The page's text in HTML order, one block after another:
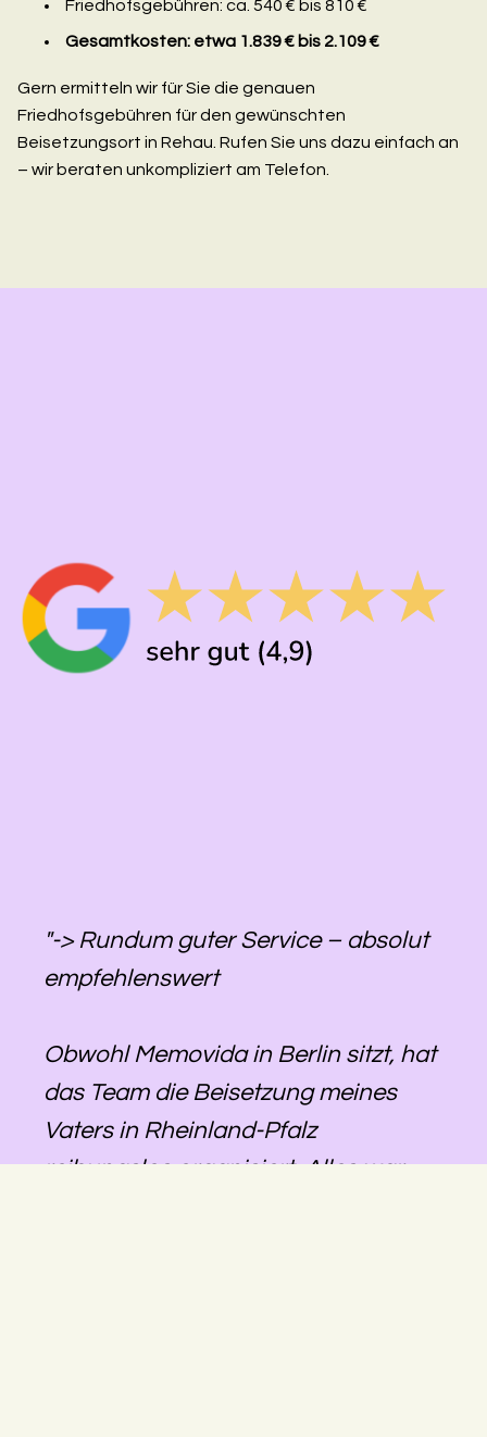
Friedhofsgebühren: ca. 540 € bis 810 €
Gesamtkosten: etwa 1.839 € bis 2.109 €
Gern ermitteln wir für Sie die genauen
Friedhofsgebühren für den gewünschten
Beisetzungsort in Rehau. Rufen Sie uns dazu einfach an
– wir beraten unkompliziert am Telefon.
"-> Rundum guter Service – absolut
empfehlenswert
Obwohl Memovida in Berlin sitzt, hat
das Team die Beisetzung meines
Vaters in Rheinland-Pfalz
reibungslos organisiert. Alles war